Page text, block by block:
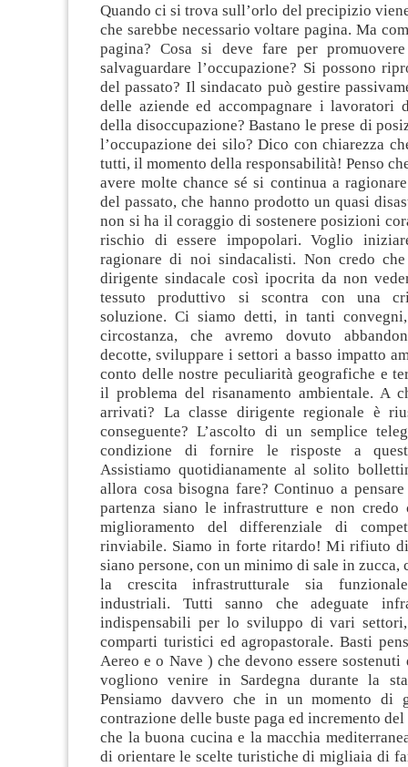
Quando ci si trova sull’orlo del precipizio
che sarebbe necessario voltare pagina. Ma
pagina? Cosa si deve fare per
salvaguardare l’occupazione? Si possono
del passato? Il sindacato può gestire
delle aziende ed accompagnare i lavoratori
della disoccupazione? Bastano le prese di
l’occupazione dei silo? Dico con chiarezza
tutti, il momento della responsabilità! Penso
avere molte chance sé si continua a
del passato, che hanno prodotto un quasi
non si ha il coraggio di sostenere posizioni
rischio di essere impopolari. Voglio
ragionare di noi sindacalisti. Non credo
dirigente sindacale così ipocrita da non
tessuto produttivo si scontra con una
soluzione. Ci siamo detti, in tanti
circostanza, che avremo dovuto
decotte, sviluppare i settori a basso impatto
conto delle nostre peculiarità geografiche e
il problema del risanamento ambientale. A
arrivati? La classe dirigente regionale è
conseguente? L’ascolto di un semplice
condizione di fornire le risposte a
Assistiamo quotidianamente al solito
allora cosa bisogna fare? Continuo a
partenza siano le infrastrutture e non
miglioramento del differenziale di
rinviabile. Siamo in forte ritardo! Mi rifiuto
siano persone, con un minimo di sale in zucca,
la crescita infrastrutturale sia
industriali. Tutti sanno che adeguate
indispensabili per lo sviluppo di vari
comparti turistici ed agropastorale. Basti
Aereo e o Nave ) che devono essere
vogliono venire in Sardegna durante la
Pensiamo davvero che in un momento di
contrazione delle buste paga ed incremento
che la buona cucina e la macchia
di orientare le scelte turistiche di migliaia di